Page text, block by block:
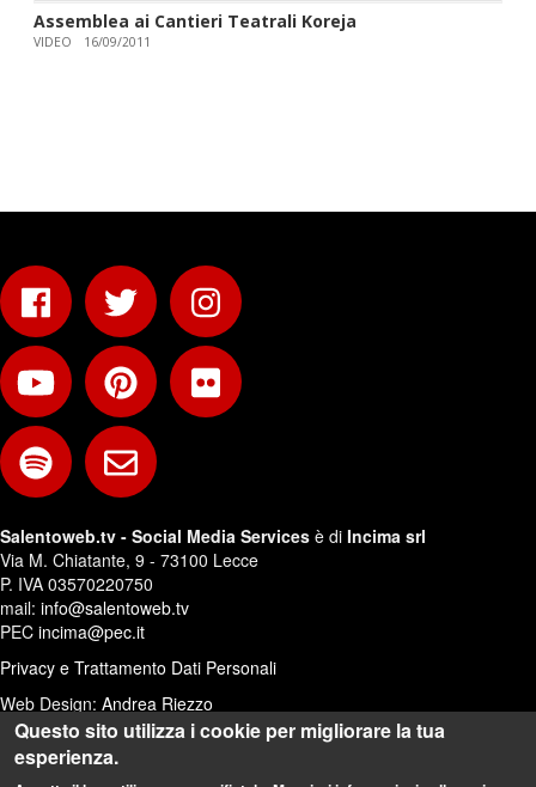
Assemblea ai Cantieri Teatrali Koreja
VIDEO 16/09/2011
Salentoweb.tv - Social Media Services è di Incima srl
Via M. Chiatante, 9 - 73100 Lecce
P. IVA 03570220750
mail: info@salentoweb.tv
PEC incima@pec.it
Privacy e Trattamento Dati Personali
Web Design: Andrea Riezzo
Questo sito utilizza i cookie per migliorare la tua
esperienza.